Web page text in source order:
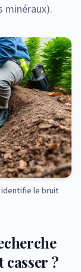
minéraux).
le bruit
casser ?